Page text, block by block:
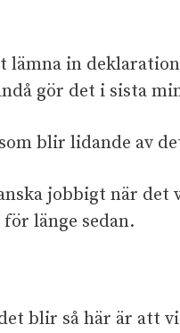
lämna in
gör det i sista
blir lidande av
jobbigt när det
länge sedan.
blir så här är att